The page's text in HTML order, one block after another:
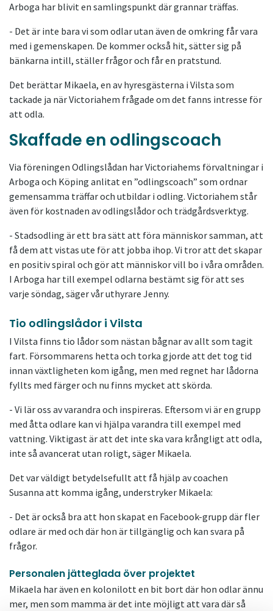
Arboga har blivit en samlingspunkt där grannar träffas.
- Det är inte bara vi som odlar utan även de omkring får vara
med i gemenskapen. De kommer också hit, sätter sig på
bänkarna intill, ställer frågor och får en pratstund.
Det berättar Mikaela, en av hyresgästerna i Vilsta som
tackade ja när Victoriahem frågade om det fanns intresse för
att odla.
Skaffade en odlingscoach
Via föreningen Odlingslådan har Victoriahems förvaltningar i
Arboga och Köping anlitat en ”odlingscoach” som ordnar
gemensamma träffar och utbildar i odling. Victoriahem står
även för kostnaden av odlingslådor och trädgårdsverktyg.
- Stadsodling är ett bra sätt att föra människor samman, att
få dem att vistas ute för att jobba ihop. Vi tror att det skapar
en positiv spiral och gör att människor vill bo i våra områden.
I Arboga har till exempel odlarna bestämt sig för att ses
varje söndag, säger vår uthyrare Jenny.
Tio odlingslådor i Vilsta
I Vilsta finns tio lådor som nästan bågnar av allt som tagit
fart. Försommarens hetta och torka gjorde att det tog tid
innan växtligheten kom igång, men med regnet har lådorna
fyllts med färger och nu finns mycket att skörda.
- Vi lär oss av varandra och inspireras. Eftersom vi är en grupp
med åtta odlare kan vi hjälpa varandra till exempel med
vattning. Viktigast är att det inte ska vara krångligt att odla,
inte så avancerat utan roligt, säger Mikaela.
Det var väldigt betydelsefullt att få hjälp av coachen
Susanna att komma igång, understryker Mikaela:
- Det är också bra att hon skapat en Facebook-grupp där fler
odlare är med och där hon är tillgänglig och kan svara på
frågor.
Personalen jätteglada över projektet
Mikaela har även en kolonilott en bit bort där hon odlar ännu
mer, men som mamma är det inte möjligt att vara där så